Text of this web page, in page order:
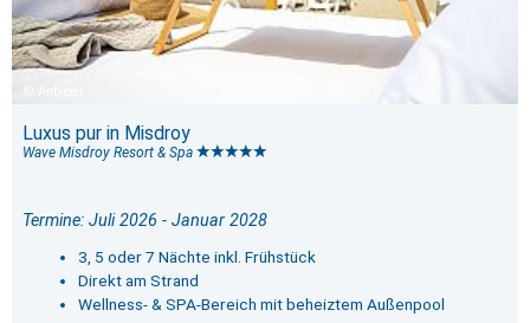
Luxus pur in Misdroy
Wave Misdroy Resort & Spa
Termine: Juli 2026 - Januar 2028
3, 5 oder 7 Nächte inkl. Frühstück
Direkt am Strand
Wellness- & SPA-Bereich mit beheiztem Außenpool